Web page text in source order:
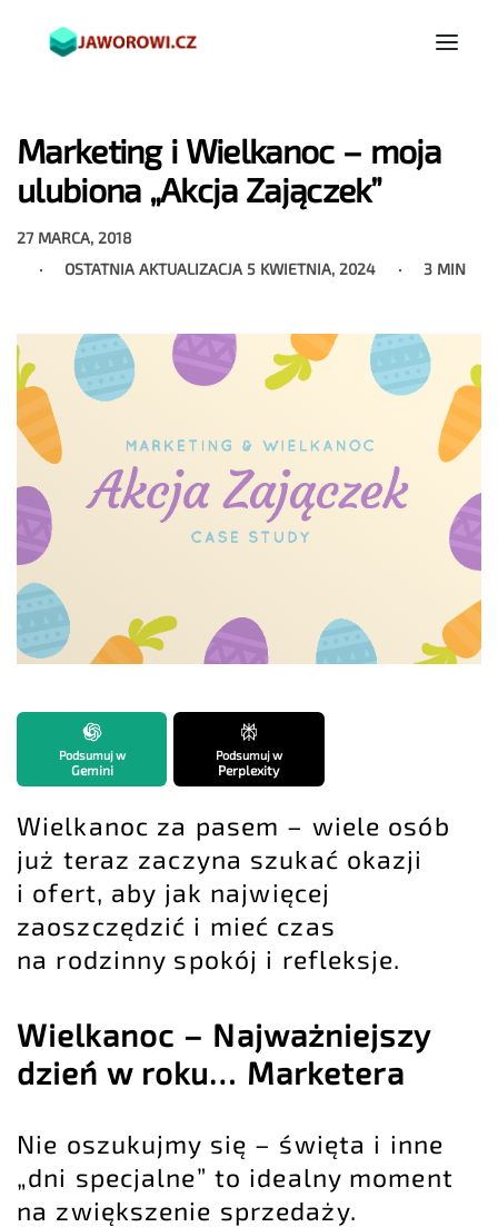
Marketing i Wielkanoc – moja
ulubiona „Akcja Zajączek”
27 MARCA, 2018
OSTATNIA AKTUALIZACJA 5 KWIETNIA, 2024 3 MIN
Podsumuj w
Gemini
Podsumuj w
Perplexity
Wielkanoc za pasem – wiele osób
już teraz zaczyna szukać okazji
i ofert, aby jak najwięcej
zaoszczędzić i mieć czas
na rodzinny spokój i refleksje.
Wielkanoc – Najważniejszy
dzień w roku… Marketera
Nie oszukujmy się – święta i inne
„dni specjalne” to idealny moment
na zwiększenie sprzedaży.